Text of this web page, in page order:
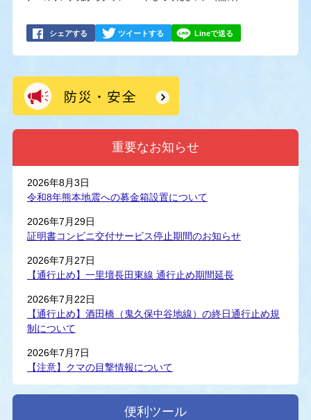
シェアする ツイートする Lineで送る
重要なお知らせ
2026年8月3日
令和8年熊本地震への募金箱設置について
2026年7月29日
証明書コンビニ交付サービス停止期間のお知らせ
2026年7月27日
【通行止め】一里壇長田東線 通行止め期間延長
2026年7月22日
【通行止め】酒田橋（鬼久保中谷地線）の終日通行止め規
制について
2026年7月7日
【注意】クマの目撃情報について
便利ツール